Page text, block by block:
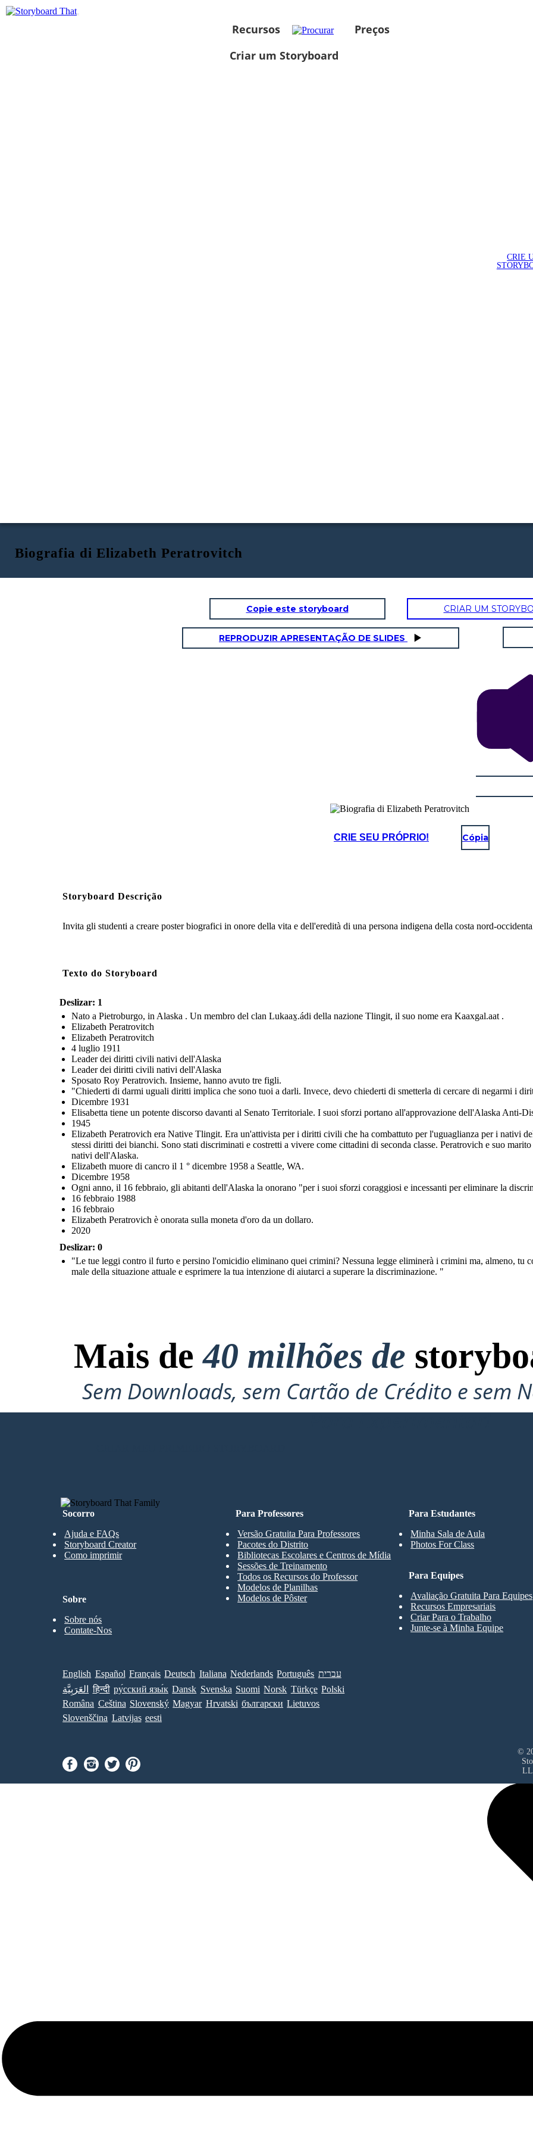
Recursos
Preços
Criar um Storyboard
CRIE
Biografia di Elizabeth Peratrovitch
Copie este storyboard CRIAR UM
REPRODUZIR APRESENTAÇÃO DE SLIDES
CRIE SEU PRÓPRIO! Cópia
Storyboard Descrição
Invita gli studenti a creare poster biografici in onore della vita e dell'eredità di una persona indigena della costa nord-
Texto do Storyboard
Deslizar: 1
Nato a Pietroburgo, in Alaska . Un membro del clan Lukaax̱.ádi della nazione Tlingit, il suo nome era Kaaxgal.aat .
Elizabeth Peratrovitch
Elizabeth Peratrovitch
4 luglio 1911
Leader dei diritti civili nativi dell'Alaska
Leader dei diritti civili nativi dell'Alaska
Sposato Roy Peratrovich. Insieme, hanno avuto tre figli.
"Chiederti di darmi uguali diritti implica che sono tuoi a darli. Invece, devo chiederti di smetterla di cercare di negarmi i
Dicembre 1931
Elisabetta tiene un potente discorso davanti al Senato Territoriale. I suoi sforzi portano all'approvazione dell'Alaska Anti-
1945
Elizabeth Peratrovich era Native Tlingit. Era un'attivista per i diritti civili che ha combattuto per l'uguaglianza per i nativi
stessi diritti dei bianchi. Sono stati discriminati e costretti a vivere come cittadini di seconda classe. Peratrovich e suo
nativi dell'Alaska.
Elizabeth muore di cancro il 1 ° dicembre 1958 a Seattle, WA.
Dicembre 1958
Ogni anno, il 16 febbraio, gli abitanti dell'Alaska la onorano "per i suoi sforzi coraggiosi e incessanti per eliminare la
16 febbraio 1988
16 febbraio
Elizabeth Peratrovich è onorata sulla moneta d'oro da un dollaro.
2020
Deslizar: 0
"Le tue leggi contro il furto e persino l'omicidio eliminano quei crimini? Nessuna legge eliminerà i crimini ma, almeno, tu
male della situazione attuale e esprimere la tua intenzione di aiutarci a superare la discriminazione. "
Mais de40 milhões de
Sem Downloads, sem Cartão de Crédito e sem
Para Experimentar!
Socorro
Ajuda e FAQs
Storyboard Creator
Como imprimir
Para Estudantes
Minha Sala de Aula
Photos For Class
Para Professores
Versão Gratuita Para Professores
Pacotes do Distrito
Bibliotecas Escolares e Centros de Mídia
Sessões de Treinamento
Todos os Recursos do Professor
Modelos de Planilhas
Modelos de Pôster
Para Equipes
Avaliação Gratuita Para Equipes
Recursos Empresariais
Criar Para o Trabalho
Junte-se à Minha Equipe
Sobre
Sobre nós
Contate-Nos
English Español Français Deutsch Italiana Nederlands Português עברית
العَرَبِيَّة
हिन्दी ру́сский язы́к Dansk Svenska Suomi Norsk Türkçe Polski
Româna Ceština Slovenský Magyar Hrvatski български Lietuvos
Slovenščina Latvijas eesti
©